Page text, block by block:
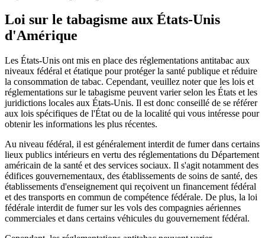
Loi sur le tabagisme aux États-Unis
d'Amérique
Les États-Unis ont mis en place des réglementations antitabac aux
niveaux fédéral et étatique pour protéger la santé publique et réduire
la consommation de tabac. Cependant, veuillez noter que les lois et
réglementations sur le tabagisme peuvent varier selon les États et les
juridictions locales aux États-Unis. Il est donc conseillé de se référer
aux lois spécifiques de l'État ou de la localité qui vous intéresse pour
obtenir les informations les plus récentes.
Au niveau fédéral, il est généralement interdit de fumer dans certains
lieux publics intérieurs en vertu des réglementations du Département
américain de la santé et des services sociaux. Il s'agit notamment des
édifices gouvernementaux, des établissements de soins de santé, des
établissements d'enseignement qui reçoivent un financement fédéral
et des transports en commun de compétence fédérale. De plus, la loi
fédérale interdit de fumer sur les vols des compagnies aériennes
commerciales et dans certains véhicules du gouvernement fédéral.